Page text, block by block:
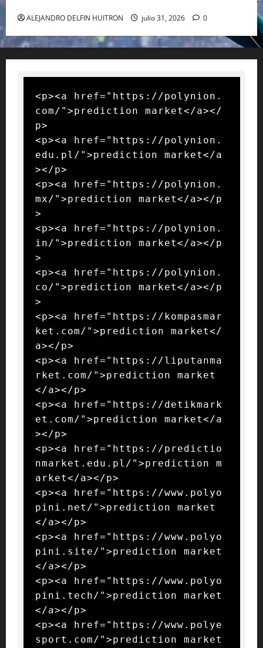
ALEJANDRO DELFIN HUITRON julio 31, 2026 0
<p><a href="https://polynion.
com/">prediction market</a></
p>
<p><a href="https://polynion.
edu.pl/">prediction market</a
></p>
<p><a href="https://polynion.
mx/">prediction market</a></p
>
<p><a href="https://polynion.
in/">prediction market</a></p
>
<p><a href="https://polynion.
co/">prediction market</a></p
>
<p><a href="https://kompasmar
ket.com/">prediction market</
a></p>
<p><a href="https://liputanma
rket.com/">prediction market
</a></p>
<p><a href="https://detikmark
et.com/">prediction market</a
></p>
<p><a href="https://predictio
nmarket.edu.pl/">prediction m
arket</a></p>
<p><a href="https://www.polyo
pini.net/">prediction market
</a></p>
<p><a href="https://www.polyo
pini.site/">prediction market
</a></p>
<p><a href="https://www.polyo
pini.tech/">prediction market
</a></p>
<p><a href="https://www.polye
sport.com/">prediction market